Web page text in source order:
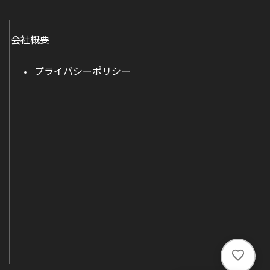
い
会社概要
プライバシーポリシー